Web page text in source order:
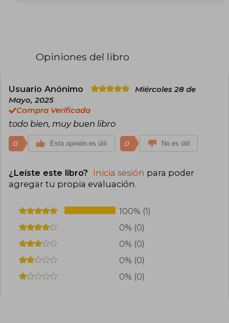
de Ciencias. Es autor de Astronomía
transformado en el primer bestseller de
de 70.000 ejemplares.
Opiniones del libro
Usuario Anónimo
Miércoles 28 de
Mayo, 2025
Compra Verificada
todo bien, muy buen libro
0 Esta opinión es útil 0 No es útil
¿Leíste este libro? Inicia sesión para poder
agregar tu propia evaluación.
100% (1)
0% (0)
0% (0)
0% (0)
0% (0)